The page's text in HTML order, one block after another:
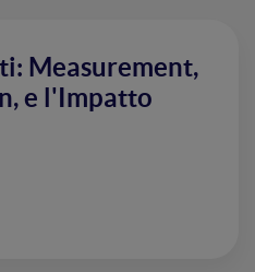
Measurement,
e l'Impatto